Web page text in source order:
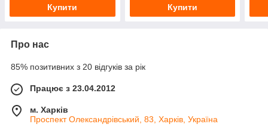
Купити Купити
Про нас
85% позитивних з 20 відгуків за рік
Працює з 23.04.2012
м. Харків
Проспект Олександрівський, 83, Харків, Україна